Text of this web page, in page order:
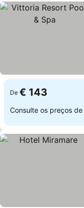
De € 143
Consulte os preços de